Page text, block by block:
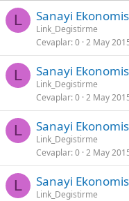
L Sanayi
Link_Degistirme
Cevaplar 0 2 May
L Sanayi
Link_Degistirme
Cevaplar 0 2 May
L Sanayi
Link_Degistirme
Cevaplar 0 2 May
L Sanayi
Link_Degistirme